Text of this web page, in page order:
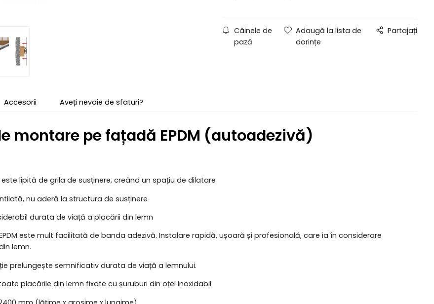
Câinele de
pază
Adaugă la lista de
dorințe
Partajați
Accesorii Aveți nevoie de sfaturi?
montare pe fațadă EPDM (autoadezivă)
lipită de grila de susținere, creând un spațiu de dilatare
nu aderă la structura de susținere
durata de viață a placării din lemn
este mult facilitată de banda adezivă. Instalare rapidă, ușoară și profesională, care ia în considerare
lemn.
prelungește semnificativ durata de viață a lemnului.
placările din lemn fixate cu șuruburi din oțel inoxidabil